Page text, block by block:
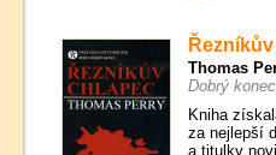
Thomas
Dobrý konec
Kniha
za nejlepší
a titulky